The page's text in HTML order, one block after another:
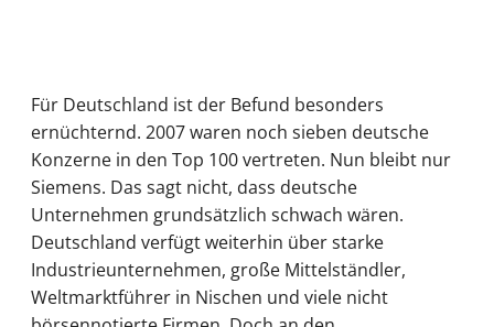
Für Deutschland ist der Befund besonders
ernüchternd. 2007 waren noch sieben deutsche
Konzerne in den Top 100 vertreten. Nun bleibt nur
Siemens. Das sagt nicht, dass deutsche
Unternehmen grundsätzlich schwach wären.
Deutschland verfügt weiterhin über starke
Industrieunternehmen, große Mittelständler,
Weltmarktführer in Nischen und viele nicht